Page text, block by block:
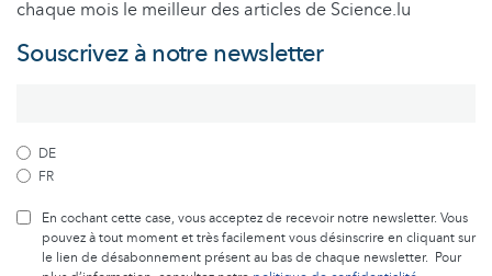
chaque mois le meilleur des articles de Science.lu
Souscrivez à notre newsletter
DE
FR
En cochant cette case, vous acceptez de recevoir notre newsletter. Vous
pouvez à tout moment et très facilement vous désinscrire en cliquant sur
le lien de désabonnement présent au bas de chaque newsletter. Pour